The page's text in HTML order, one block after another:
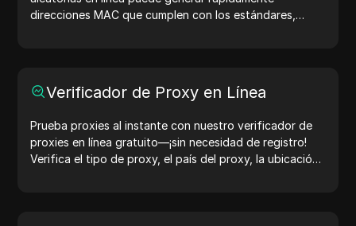
direcciones MAC que cumplen con los estándares,
Verificador de Proxy en Línea
Prueba proxies al instante con nuestro verificador de
proxies en línea gratuito—¡sin necesidad de registro!
Verifica el tipo de proxy, el país del proxy, la ubicación